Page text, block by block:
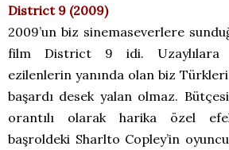
District 9 (2009)
2009’un biz sinemaseverlere
film District 9 idi. Uzaylılara
ezilenlerin yanında olan biz
başardı desek yalan olmaz.
orantılı olarak harika özel
başroldeki Sharlto Copley’in